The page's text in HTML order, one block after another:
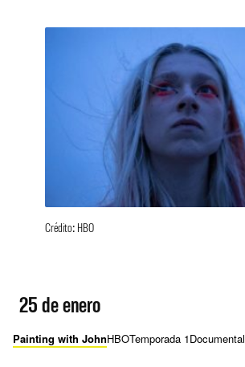
Crédito: HBO
25 de enero
Painting with JohnHBOTemporada 1Documental